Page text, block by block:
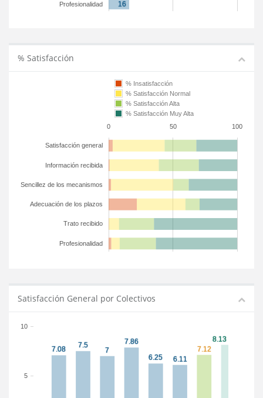
Profesionalidad
% Satisfacción
0 50 100
Satisfacción general
Información recibida
Sencillez de los mecanismos
Adecuación de los plazos
Trato recibido
Profesionalidad
% Insatisfacción
% Satisfacción Normal
% Satisfacción Alta
% Satisfacción Muy Alta
Satisfacción General por Colectivos
5
10